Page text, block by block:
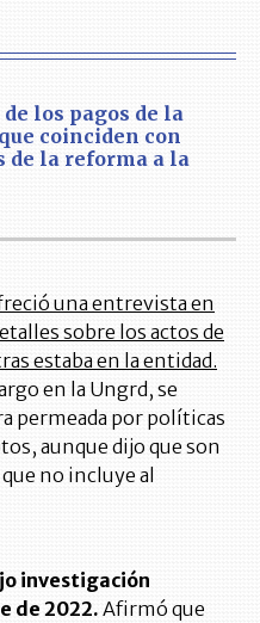
de los pagos de la
coinciden con
de la reforma a la
una entrevista en
sobre los actos de
estaba en la entidad.
en la Ungrd, se
permeada por políticas
aunque dijo que son
no incluye al
investigación
de 2022. Afirmó que